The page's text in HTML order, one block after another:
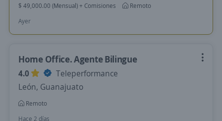
$ 49,000.00 (Mensual) + Comisiones
Remoto
Ayer
Home Office. Agente Bilingue
4.0
Teleperformance
León, Guanajuato
Remoto
Hace 2 días